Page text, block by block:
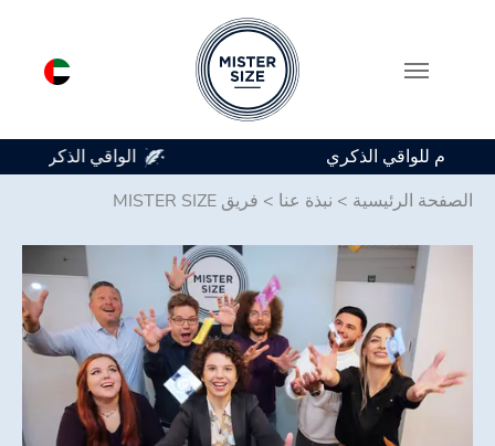
متوفر في 7 أحجام للواقي الذكري
الصفحة الرئيسية > نبذة عنا > فريق MISTER SIZE